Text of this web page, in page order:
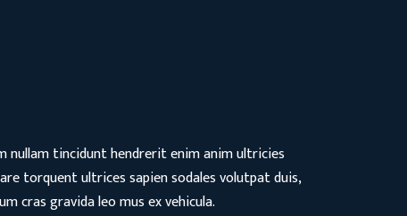
tincidunt hendrerit enim anim ultricies
torquent ultrices sapien sodales volutpat duis,
cras gravida leo mus ex vehicula.